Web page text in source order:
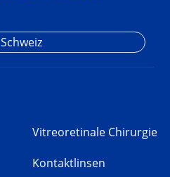
Vitreoretinale Chirurgie
Kontaktlinsen
Schweiz